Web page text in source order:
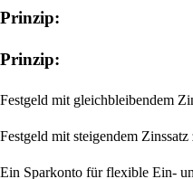
Prinzip:
Prinzip:
Festgeld mit gleichbleibendem
Festgeld mit steigendem
Ein Sparkonto für flexible Ein-